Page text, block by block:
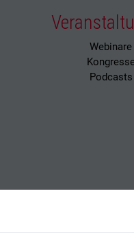
Webinare
Podcasts